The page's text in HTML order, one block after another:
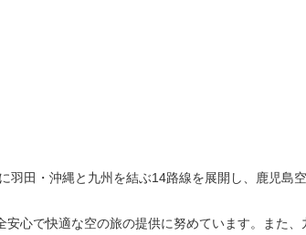
羽田・沖縄と九州を結ぶ14路線を展開し、鹿児島
心で快適な空の旅の提供に努めています。また